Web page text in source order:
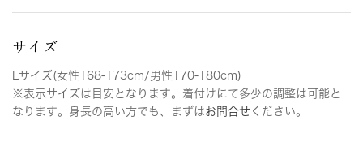
サイズ
Lサイズ(女性168-173cm/男性170-180cm)
※表示サイズは目安となります。着付けにて多少の調整は可能と
なります。身長の高い方でも、まずはお問合せ ください。